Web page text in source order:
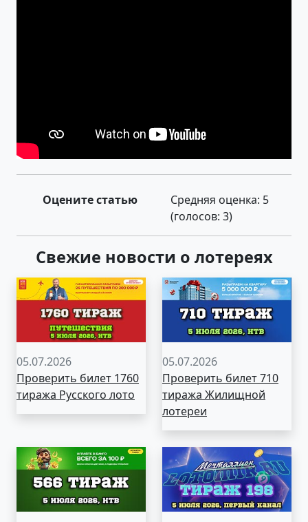
Оцените статью Средняя оценка: 5
(голосов: 3)
Свежие новости о лотереях
05.07.2026
Проверить билет 1760
тиража Русского лото
05.07.2026
Проверить билет 710
тиража Жилищной
лотереи